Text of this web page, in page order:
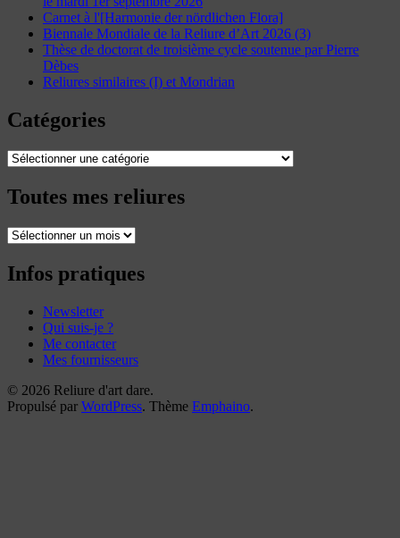
Carnet à l'[Harmonie der nördlichen Flora]
Biennale Mondiale de la Reliure d’Art 2026 (3)
Thèse de doctorat de troisième cycle soutenue par Pierre
Dèbes
Reliures similaires (I) et Mondrian
Catégories
Catégories
Toutes mes reliures
Toutes
reliures
Infos pratiques
Newsletter
Qui suis-je ?
Me contacter
Mes fournisseurs
© 2026 Reliure d'art dare.
Propulsé par WordPress. Thème Emphaino.